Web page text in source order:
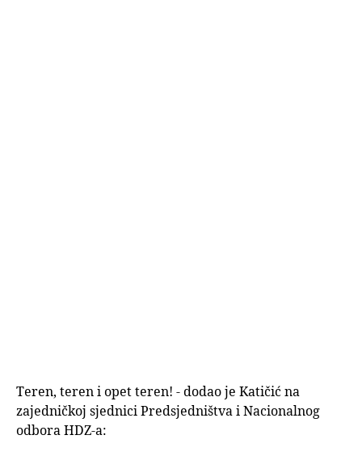
Teren, teren i opet teren! - dodao je Katičić na
zajedničkoj sjednici Predsjedništva i Nacionalnog
odbora HDZ-a: